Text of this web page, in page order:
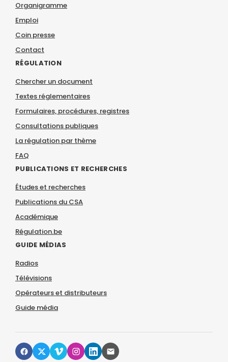
Organigramme
Emploi
Coin presse
Contact
RÉGULATION
Chercher un document
Textes réglementaires
Formulaires, procédures, registres
Consultations publiques
La régulation par thème
FAQ
PUBLICATIONS ET RECHERCHES
Études et recherches
Publications du CSA
Académique
Régulation.be
GUIDE MÉDIAS
Radios
Télévisions
Opérateurs et distributeurs
Guide média